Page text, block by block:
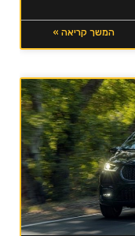
המשך קריאה »